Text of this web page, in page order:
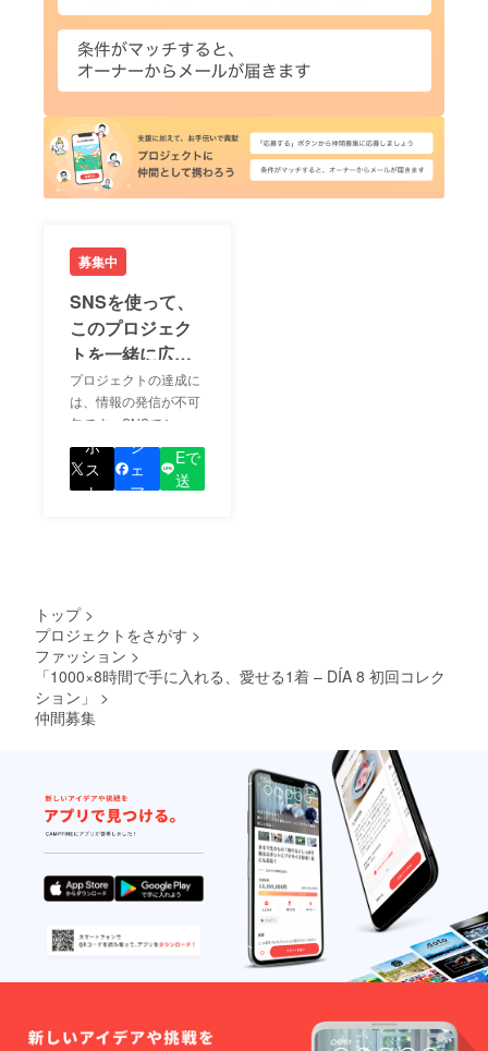
募集中
SNSを使って、
このプロジェク
トを一緒に広め
ましょう！
プロジェクトの達成に
は、情報の発信が不可
欠です。SNSでシェア
をして、あなたが応援
しているプロジェクト
の良さを知ってもらい
ポ
ス
ト
シ
ェ
ア
Eで
送
トップ >
プロジェクトをさがす >
ファッション >
「1000×8時間で手に入れる、愛せる1着 – DÍA 8 初回コレク
ション」
>
仲間募集